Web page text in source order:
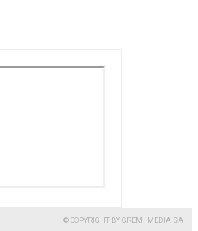
© COPYRIGHT BY GREMI MEDIA SA